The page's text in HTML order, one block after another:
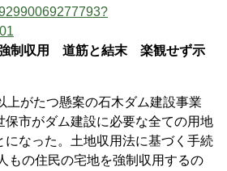
強制収用 道筋と結末 楽観せず示
がたつ懸案の石木ダム建設事業
保市がダム建設に必要な全ての用地
になった。土地収用法に基づく手続
もの住民の宅地を強制収用するの